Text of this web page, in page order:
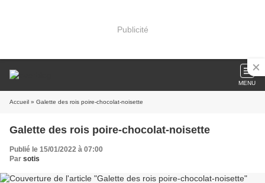
Publicité
MENU
Accueil » Galette des rois poire-chocolat-noisette
Galette des rois poire-chocolat-noisette
Publié le 15/01/2022 à 07:00
Par sotis